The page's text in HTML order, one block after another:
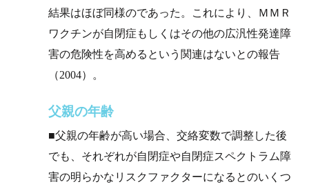
結果はほぼ同様のであった。これにより、ＭＭＲ
ワクチンが自閉症もしくはその他の広汎性発達障
害の危険性を高めるという関連はないとの報告
（2004）。
父親の年齢
■父親の年齢が高い場合、交絡変数で調整した後
でも、それぞれが自閉症や自閉症スペクトラム障
害の明らかなリスクファクターになるとのいくつ